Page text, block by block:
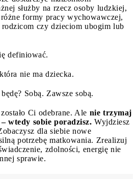
służby na rzecz osoby ludzkiej,
formy pracy wychowawczej,
czy dzieciom ubogim lub
definiować.
nie ma dziecka.
Sobą. Zawsze sobą.
Ci odebrane. Ale nie trzymaj
wtedy sobie poradzisz. Wyjdziesz
dla siebie nowe
potrzebę matkowania. Zrealizuj
zdolności, energię nie
sprawie.